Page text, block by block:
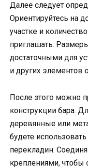
Далее следует
Ориентируйтесь на
участке и
приглашать.
достаточными для
и других элементов
После этого можно
конструкции бара.
деревянные или
будете
перекладин.
креплениями, чтобы